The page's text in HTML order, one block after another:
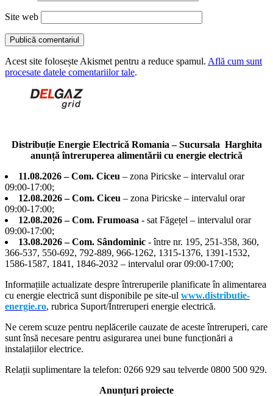
Site web
Acest site folosește Akismet pentru a reduce spamul. Află cum sunt
procesate datele comentariilor tale.
Distribuție Energie Electrică Romania – Sucursala Harghita
anunță întreruperea alimentării cu energie electrică
11.08.2026 – Com. Ciceu – zona Piricske – intervalul orar
09:00-17:00;
12.08.2026 – Com. Ciceu – zona Piricske – intervalul orar
09:00-17:00;
12.08.2026 – Com. Frumoasa - sat Făgețel – intervalul orar
09:00-17:00;
13.08.2026 – Com. Sândominic - între nr. 195, 251-358, 360,
366-537, 550-692, 792-889, 966-1262, 1315-1376, 1391-1532,
1586-1587, 1841, 1846-2032 – intervalul orar 09:00-17:00;
Informațiile actualizate despre întreruperile planificate în alimentarea
cu energie electrică sunt disponibile pe site-ul www.distributie-
energie.ro, rubrica Suport/Întreruperi energie electrică.
Ne cerem scuze pentru neplăcerile cauzate de aceste întreruperi, care
sunt însă necesare pentru asigurarea unei bune funcționări a
instalațiilor electrice.
Relații suplimentare la telefon: 0266 929 sau telverde 0800 500 929.
Anunțuri proiecte